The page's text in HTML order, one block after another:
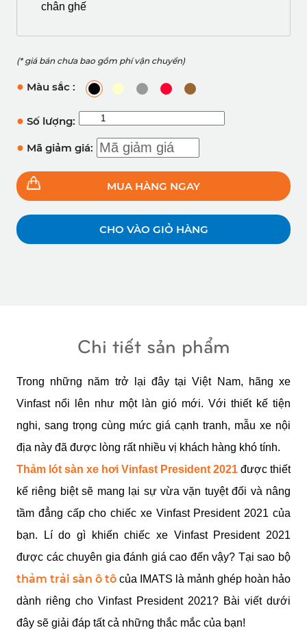
chân ghế
(* giá bán chưa bao gồm phí vận chuyển)
● Màu sắc :
● Số lượng:
● Mã giảm giá:
MUA HÀNG NGAY
CHO VÀO GIỎ HÀNG
Chi tiết sản phẩm
Trong những năm trở lại đây tại Việt Nam, hãng xe
Vinfast nổi lên như một làn gió mới. Với thiết kế tiện
nghi, sang trọng cùng mức giá cạnh tranh, mẫu xe nội
địa này đã được lòng rất nhiều vị khách hàng khó tính.
Thảm lót sàn xe hơi Vinfast President 2021 được thiết
kế riêng biệt sẽ mang lại sự vừa vặn tuyệt đối và nâng
tầm đẳng cấp cho chiếc xe Vinfast President 2021 của
bạn. Lí do gì khiến chiếc xe Vinfast President 2021
thảm trải sàn ô tô của IMATS là mảnh ghép hoàn hảo
dành riêng cho Vinfast President 2021? Bài viết dưới
đây sẽ giải đáp tất cả những thắc mắc của bạn!